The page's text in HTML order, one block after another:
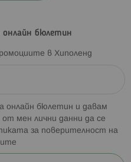
онлайн бюлетин
в Хиполенд
онлайн бюлетин и давам
мен лични данни да се
за поверителност на